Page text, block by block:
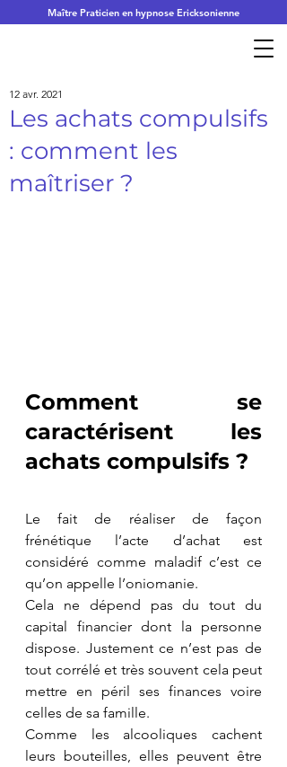
Maître Praticien en hypnose Ericksonienne
Les achats compulsifs
: comment les
maîtriser ?
12 avr. 2021
Comment se
caractérisent les
achats compulsifs ?
Le fait de réaliser de façon
frénétique l’acte d’achat est
considéré comme maladif c’est ce
qu’on appelle l’oniomanie.
Cela ne dépend pas du tout du
capital financier dont la personne
dispose. Justement ce n’est pas de
tout corrélé et très souvent cela peut
mettre en péril ses finances voire
celles de sa famille.
Comme les alcooliques cachent
leurs bouteilles, elles peuvent être